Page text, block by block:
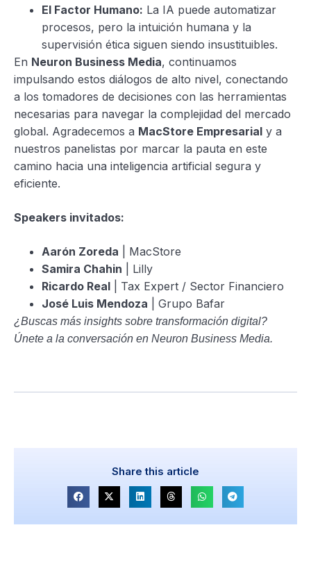
El Factor Humano: La IA puede automatizar
procesos, pero la intuición humana y la
supervisión ética siguen siendo insustituibles.
En Neuron Business Media, continuamos
impulsando estos diálogos de alto nivel, conectando
a los tomadores de decisiones con las herramientas
necesarias para navegar la complejidad del mercado
global. Agradecemos a MacStore Empresarial y a
nuestros panelistas por marcar la pauta en este
camino hacia una inteligencia artificial segura y
eficiente.
Speakers invitados:
Aarón Zoreda | MacStore
Samira Chahin | Lilly
Ricardo Real | Tax Expert / Sector Financiero
José Luis Mendoza | Grupo Bafar
¿Buscas más insights sobre transformación digital?
Únete a la conversación en Neuron Business Media.
Share this article